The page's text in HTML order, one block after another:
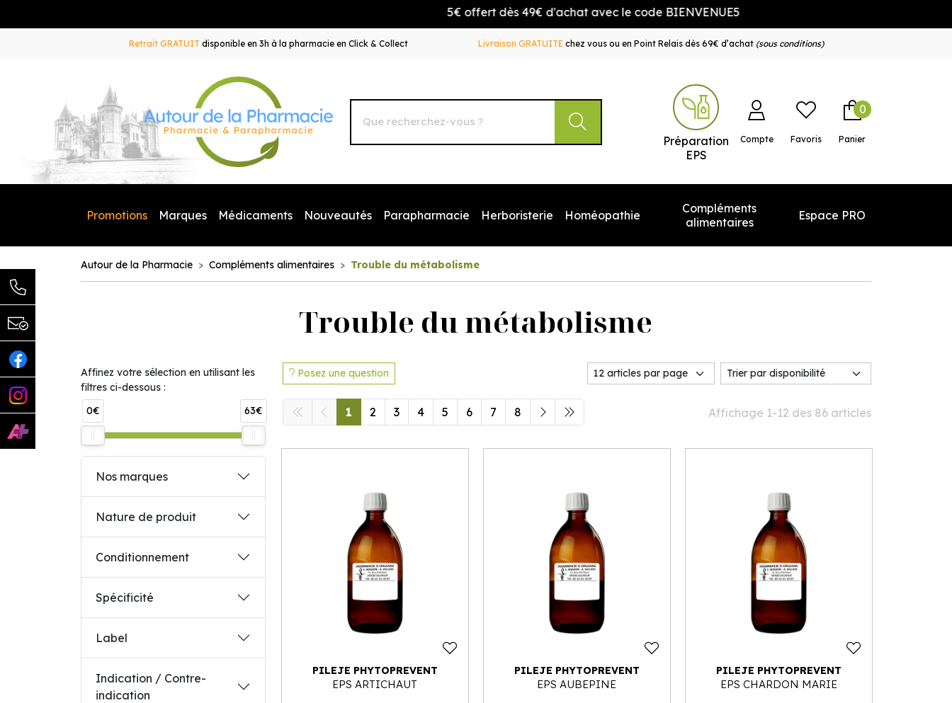
5€ offert dès 49€ d'achat avec le code BIENVENUE5
Retrait GRATUIT disponible en 3h à la pharmacie en Click & Collect Livraison GRATUITE chez vous ou en Point Relais dès 69€ d’achat (sous conditions)
Autour de la Pharmacie Votre pharmacie en ligne à votre service
Préparation
EPS
Compte Favoris Panier
0
Promotions Marques Médicaments Nouveautés Parapharmacie Herboristerie Homéopathie
Compléments
alimentaires
Espace PRO
Autour de la Pharmacie Compléments alimentaires Trouble du métabolisme
Trouble du métabolisme
Posez une question
Affichage 1-12 des 86 articles
1 2 3 4 5 6 7 8
PILEJE PHYTOPREVENT
EPS ARTICHAUT
PILEJE PHYTOPREVENT
EPS AUBEPINE
PILEJE PHYTOPREVENT
EPS CHARDON MARIE
Affinez votre sélection en utilisant les
filtres ci-dessous :
0€
63€
Nos marques
Nature de produit
Conditionnement
Spécificité
Label
Indication / Contre-
indication